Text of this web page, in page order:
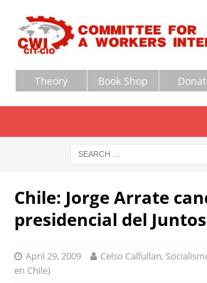
Theory Book Shop
Chile: Jorge Arrate
presidencial del
April 29, 2009
Celso Calfullan,
en Chile)